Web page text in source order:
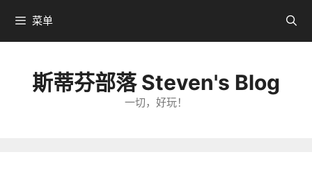
到
菜单
斯蒂芬部落 Steven's Blog
一切，好玩！